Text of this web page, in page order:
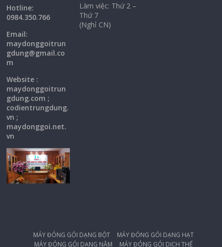
Hotline:
0984.350.766
Email:
maydonggoitrun
gdung@gmail.co
m
Website :
maydonggoitrun
gdung.com ;
codientrungdung.
vn ;
maydonggoi.net.
vn
Làm việc: Thứ 2 –
Thứ 7
(Nghỉ CN)
MÁY ĐÓNG GÓI DẠNG BỘT
MÁY ĐÓNG GÓI DẠNG HẠT
MÁY ĐÓNG GÓI DẠNG NẰM
MÁY ĐÓNG GÓI DỊCH THỂ